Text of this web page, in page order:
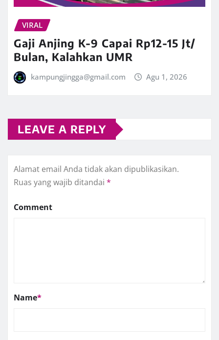
VIRAL
Gaji Anjing K-9 Capai Rp12-15 Jt/
Bulan, Kalahkan UMR
kampungjingga@gmail.com Agu 1, 2026
LEAVE A REPLY
Alamat email Anda tidak akan dipublikasikan.
Ruas yang wajib ditandai *
Comment
Name*